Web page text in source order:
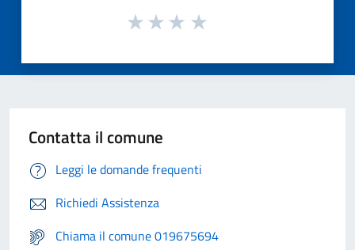
Contatta il comune
Leggi le domande frequenti
Richiedi Assistenza
Chiama il comune 019675694